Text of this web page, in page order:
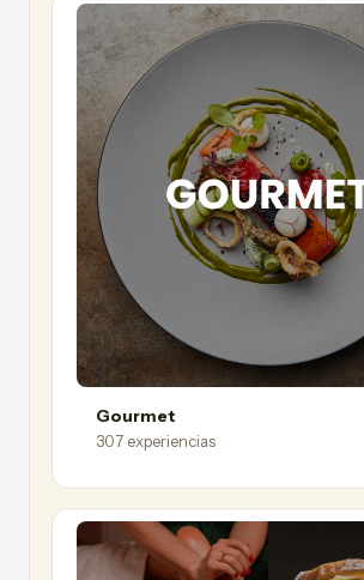
Gourmet
307 experiencias